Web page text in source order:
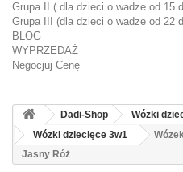
Grupa II ( dla dzieci o wadze od 15
Grupa III (dla dzieci o wadze od 22
BLOG
WYPRZEDAŻ
Negocjuj Cenę
Dadi-Shop Wózki
Wózki dziecięce 3w1
Jasny Róż